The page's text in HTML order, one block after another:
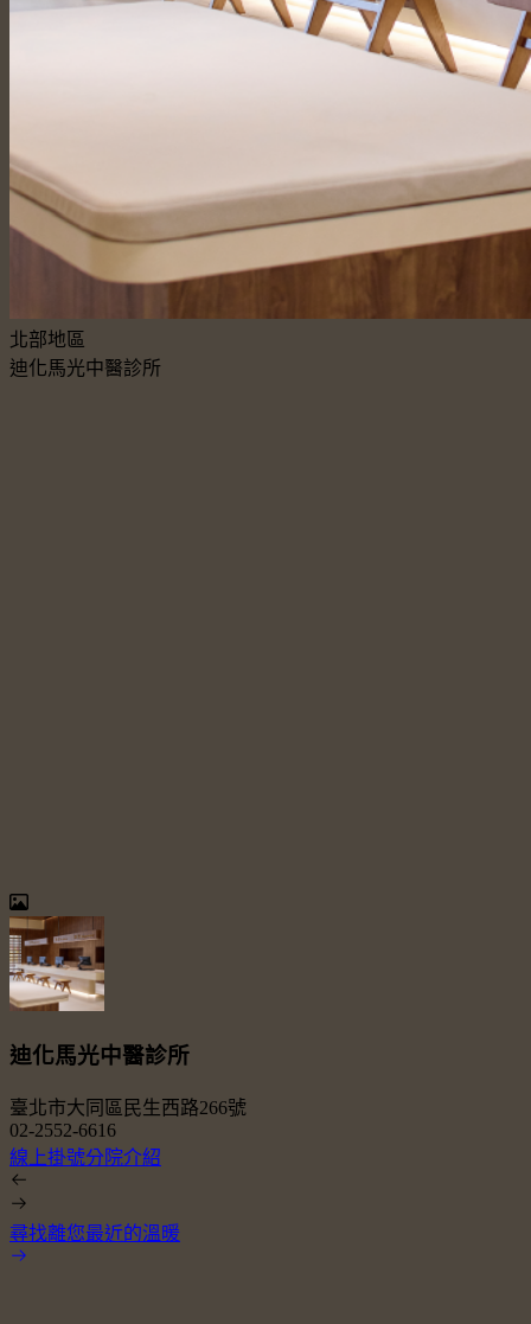
北部地區
迪化馬光中醫診所
迪化馬光中醫診所
臺北市大同區民生西路266號
02-2552-6616
線上掛號分院介紹
尋找離您最近的溫暖